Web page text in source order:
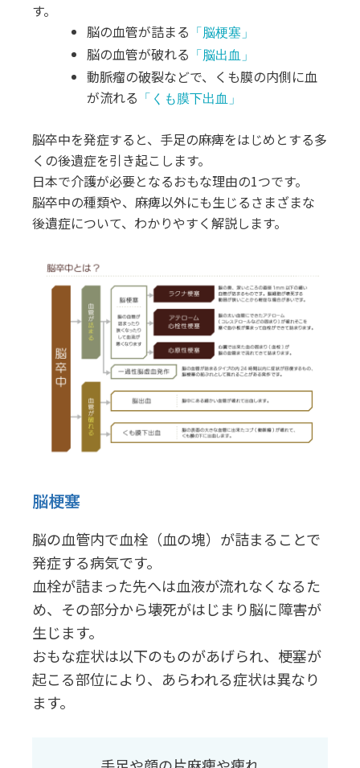
す。
脳の血管が詰まる
「脳梗塞」
脳の血管が破れる 「脳出血」
動脈瘤の破裂などで、くも膜の内側に血
が流れる
「くも膜下出血」
脳卒中を発症すると、手足の麻痺をはじめとする多
くの後遺症を引き起こします。
日本で介護が必要となるおもな理由の1つです。
脳卒中の種類や、麻痺以外にも生じるさまざまな
後遺症について、わかりやすく解説します。
脳梗塞
脳の血管内で血栓（血の塊）が詰まることで
発症する病気です。
血栓が詰まった先へは血液が流れなくなるた
め、その部分から壊死がはじまり脳に障害が
生じます。
おもな症状は以下のものがあげられ、梗塞が
起こる部位により、あらわれる症状は異なり
ます。